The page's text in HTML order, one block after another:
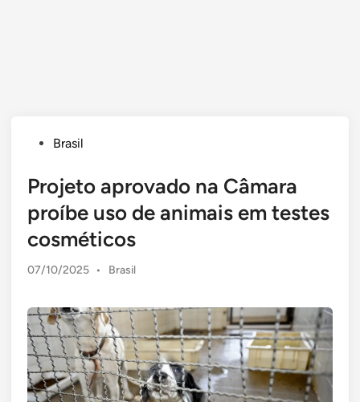
PostedBrasil
Projeto aprovado na Câmara
proíbe uso de animais em testes
cosméticos
07/10/2025 •
Posted
Brasil